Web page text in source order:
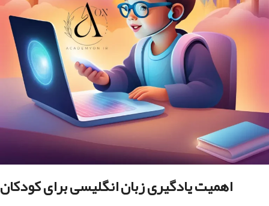
اهمیت یادگیری زبان انگلیسی برای کودکان